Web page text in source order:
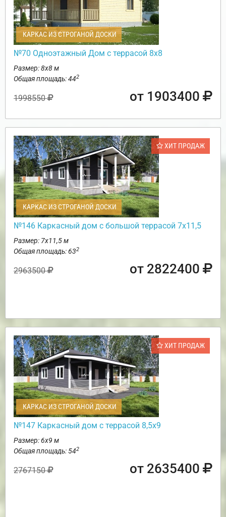
КАРКАС ИЗ СТРОГАНОЙ ДОСКИ
№70 Одноэтажный Дом с террасой 8х8
Размер: 8х8 м
Общая площадь: 442
1998550 от 1903400
ХИТ ПРОДАЖ
КАРКАС ИЗ СТРОГАНОЙ ДОСКИ
№146 Каркасный дом с большой террасой 7х11,5
Размер: 7х11,5 м
Общая площадь: 632
2963500 от 2822400
ХИТ ПРОДАЖ
КАРКАС ИЗ СТРОГАНОЙ ДОСКИ
№147 Каркасный дом с террасой 8,5х9
Размер: 6х9 м
Общая площадь: 542
2767150 от 2635400